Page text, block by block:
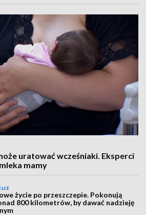
uratować wcześniaki. Eksperci
mamy
życie po przeszczepie. Pokonują
800 kilometrów, by dawać nadzieję